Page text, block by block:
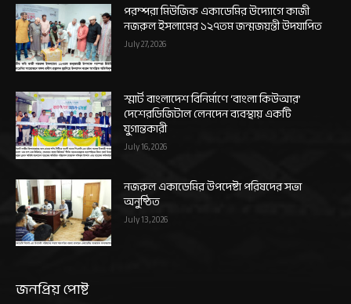
পরম্পরা মিউজিক একাডেমির উদ্যোগে কাজী
নজরুল ইসলামের ১২৭তম জন্মজয়ন্তী উদযাপিত
July 27, 2026
স্মার্ট বাংলাদেশ বিনির্মাণে ‘বাংলা কিউআর’
দেশেরডিজিটাল লেনদেন ব্যবস্থায় একটি
যুগান্তকারী
July 16, 2026
নজরুল একাডেমির উপদেষ্টা পরিষদের সভা
অনুষ্ঠিত
July 13, 2026
জনপ্রিয় পোষ্ট